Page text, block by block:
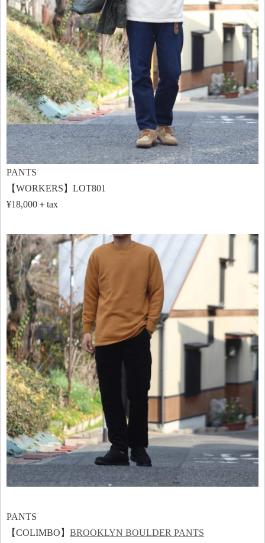
PANTS
【WORKERS】LOT801
¥18,000＋tax
PANTS
【COLIMBO】 BROOKLYN BOULDER PANTS